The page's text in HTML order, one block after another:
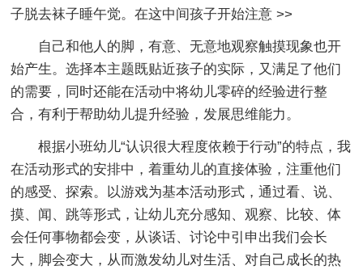
子脱去袜子睡午觉。在这中间孩子开始注意>>
自己和他人的脚，有意、无意地观察触摸现象也开
始产生。选择本主题既贴近孩子的实际，又满足了他们
的需要，同时还能在活动中将幼儿零碎的经验进行整
合，有利于帮助幼儿提升经验，发展思维能力。
根据小班幼儿“认识很大程度依赖于行动”的特点，我
在活动形式的安排中，着重幼儿的直接体验，注重他们
的感受、探索。以游戏为基本活动形式，通过看、说、
摸、闻、跳等形式，让幼儿充分感知、观察、比较、体
会任何事物都会变，从谈话、讨论中引申出我们会长
大，脚会变大，从而激发幼儿对生活、对自己成长的热